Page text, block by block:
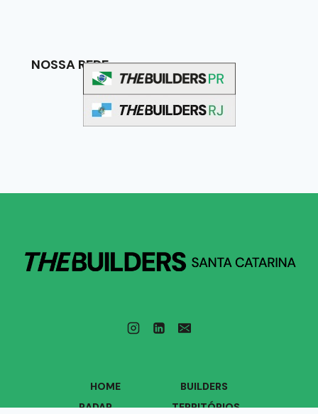
NOSSA REDE
HOME
BUILDERS
RADAR
TERRITÓRIOS